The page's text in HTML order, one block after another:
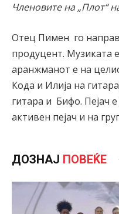
Членовите на „Плот“
Отец Пимен го
продуцент. Музиката
аранжманот е на
Кода и Илија на
гитара и Бифо. Пејач
активен пејач и на
ДОЗНАЈ ПОВЕЌЕ